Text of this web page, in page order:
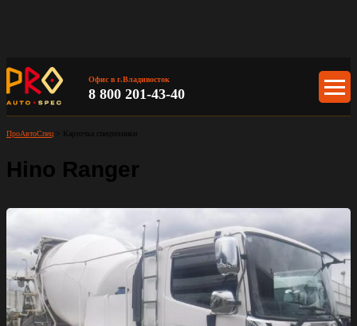
Офис в г.Владивосток
8 800 201-43-40
ПроАвтоСпец Карточка спецтехники
Hino Ranger